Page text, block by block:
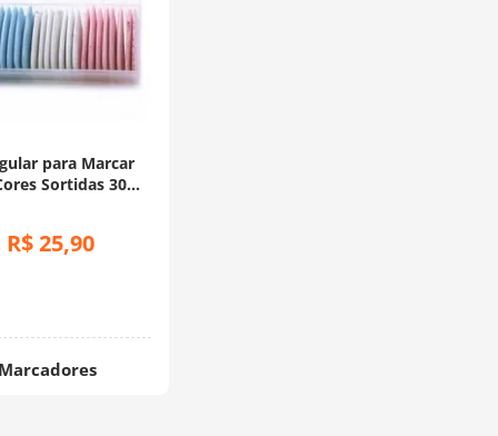
para Marcar
Sortidas 30
R$ 25,90